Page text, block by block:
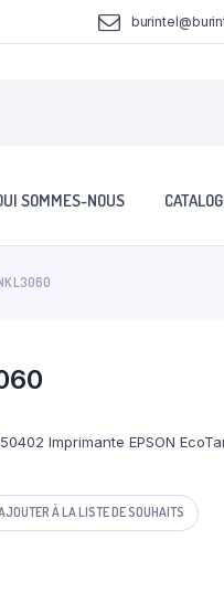
SOMMES-NOUS
L3060
Imprimante EPSON
À LA LISTE DE SOUHAITS